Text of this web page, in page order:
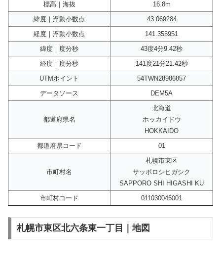
標高｜海抜
16.8m
緯度｜浮動小数点
43.069284
経度｜浮動小数点
141.355951
緯度｜度分秒
43度4分9.42秒
経度｜度分秒
141度21分21.42秒
UTMポイント
54TWN28986857
データソース
DEM5A
都道府県名
北海道
ホッカイドウ
HOKKAIDO
都道府県コード
01
市町村名
札幌市東区
サッポロシヒガシク
SAPPORO SHI HIGASHI KU
市町村コード
011030046001
札幌市東区北六条東一丁目｜地図